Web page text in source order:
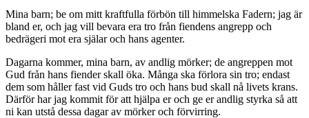
Mina barn; be om mitt kraftfulla förbön till himmelska Fadern; jag är
bland er, och jag vill bevara era tro från fiendens angrepp och
bedrägeri mot era själar och hans agenter.
Dagarna kommer, mina barn, av andlig mörker; de angreppen mot
Gud från hans fiender skall öka. Många ska förlora sin tro; endast
dem som håller fast vid Guds tro och hans bud skall nå livets krans.
Därför har jag kommit för att hjälpa er och ge er andlig styrka så att
ni kan utstå dessa dagar av mörker och förvirring.